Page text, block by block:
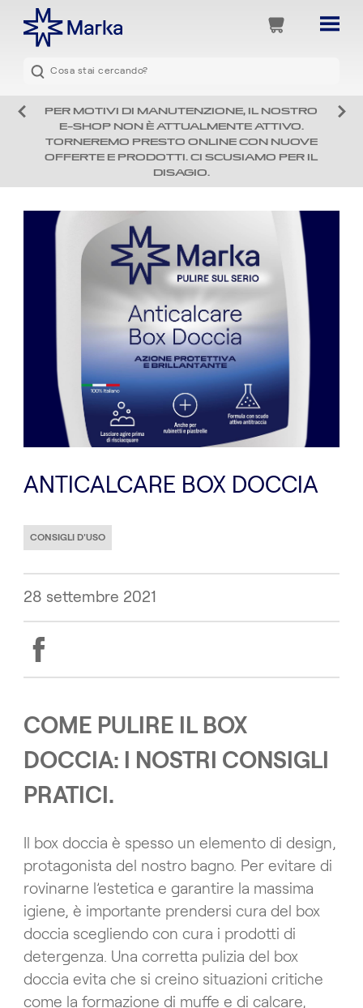
PER MOTIVI DI MANUTENZIONE, IL NOSTRO
E-SHOP NON È ATTUALMENTE ATTIVO.
TORNEREMO PRESTO ONLINE CON NUOVE
OFFERTE E PRODOTTI. CI SCUSIAMO PER IL
DISAGIO.
ANTICALCARE BOX DOCCIA
CONSIGLI D'USO
28 settembre 2021
COME PULIRE IL BOX
DOCCIA: I NOSTRI CONSIGLI
PRATICI.
Il box doccia è spesso un elemento di design,
protagonista del nostro bagno. Per evitare di
rovinarne l’estetica e garantire la massima
igiene, è importante prendersi cura del box
doccia scegliendo con cura i prodotti di
detergenza. Una corretta pulizia del box
doccia evita che si creino situazioni critiche
come la formazione di muffe e di calcare,